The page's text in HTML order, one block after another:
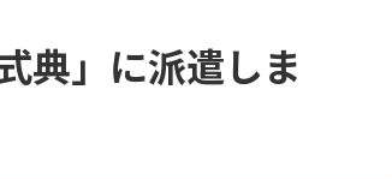
典」に派遣しま